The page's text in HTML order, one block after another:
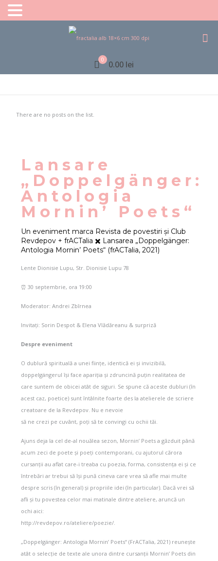
0 0.00 lei
There are no posts on the list.
Lansare
„Doppelgänger:
Antologia
Mornin’ Poets“
Un eveniment marca Revista de povestiri și Club
Revdepov + frACTalia ✖️ Lansarea „Doppelgänger:
Antologia Mornin’ Poets“ (frACTalia, 2021)
Lente Dionisie Lupu, Str. Dionisie Lupu 78
⏰ 30 septembrie, ora 19:00
Moderator: Andrei Zbîrnea
Invitați: Sorin Despot & Elena Vlădăreanu & surpriză
Despre eveniment
O dublură spirituală a unei ființe, identică ei și invizibilă,
doppelgängerul își face apariția și zdruncină puțin realitatea de
care suntem de obicei atât de siguri. Se spune că aceste dubluri (în
acest caz, poetice) sunt întâlnite foarte des la atelierele de scriere
creatoare de la Revdepov. Nu e nevoie
să ne crezi pe cuvânt, poți să te convingi cu ochii tăi.
Ajuns deja la cel de-al nouălea sezon, Mornin’ Poets a găzduit până
acum zeci de poete și poeți contemporani, cu ajutorul cărora
cursanții au aflat care-i treaba cu poezia, forma, consistența ei și ce
întrebări ar trebui să își pună cineva care vrea să afle mai multe
despre scris (în general) și propriile idei (în particular). Dacă vrei să
afli și tu povestea celor mai matinale dintre ateliere, aruncă un
ochi aici:
http://revdepov.ro/ateliere/poezie/.
„Doppelgänger: Antologia Mornin’ Poets“ (FrACTalia, 2021) reunește
atât o selecție de texte ale unora dintre cursanții Mornin’ Poets din